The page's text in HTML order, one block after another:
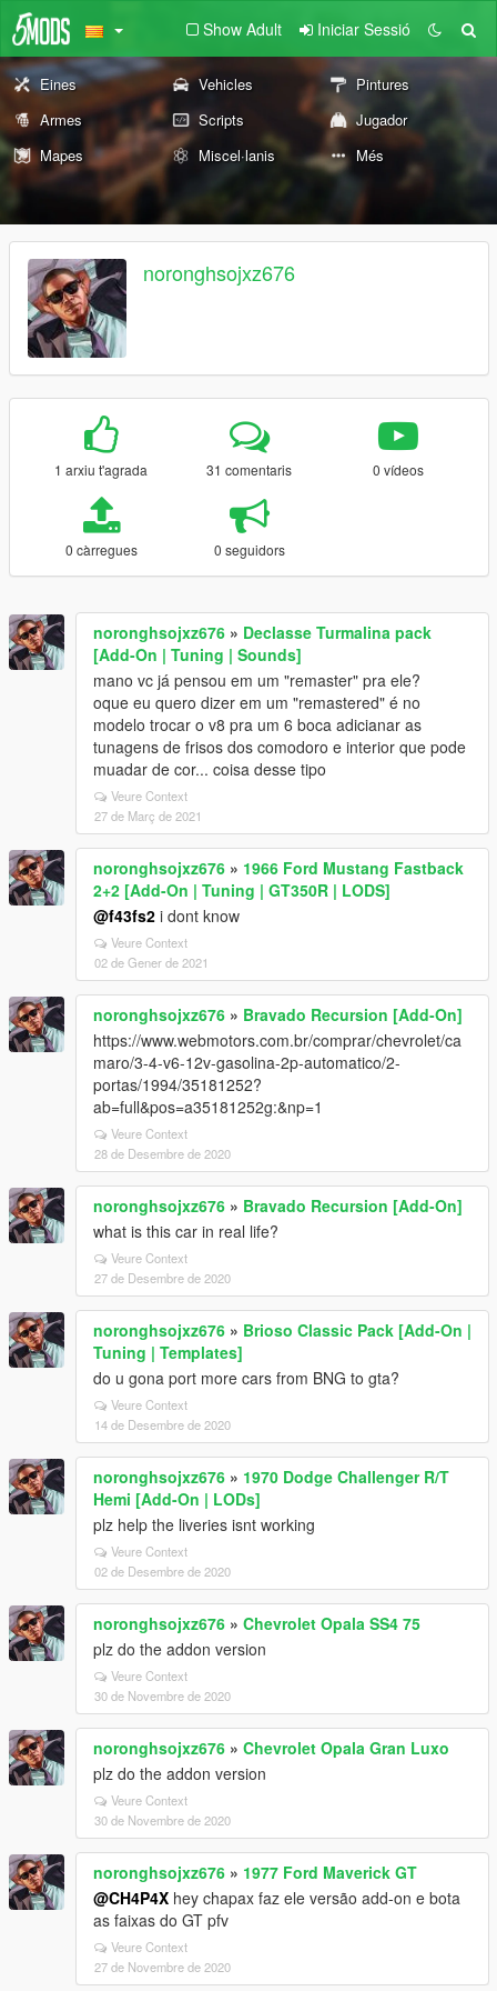
Show Adult Iniciar Sessió
Eines Vehicles
Pintures
Armes
Scripts
Jugador
Mapes
Miscel·lanis Més
noronghsojxz676
1 arxiu t'agrada 31 comentaris 0 vídeos
0 càrregues 0 seguidors
noronghsojxz676 » Declasse Turmalina pack
[Add-On | Tuning | Sounds]
mano vc já pensou em um "remaster" pra ele?
oque eu quero dizer em um "remastered" é no
modelo trocar o v8 pra um 6 boca adicianar as
tunagens de frisos dos comodoro e interior que pode
muadar de cor... coisa desse tipo
Veure Context
27 de Març de 2021
noronghsojxz676 » 1966 Ford Mustang Fastback
2+2 [Add-On | Tuning | GT350R | LODS]
@f43fs2 i dont know
Veure Context
02 de Gener de 2021
noronghsojxz676 » Bravado Recursion [Add-On]
https://www.webmotors.com.br/comprar/chevrolet/ca
maro/3-4-v6-12v-gasolina-2p-automatico/2-
portas/1994/35181252?
ab=full&pos=a35181252g:&np=1
Veure Context
28 de Desembre de 2020
noronghsojxz676 » Bravado Recursion [Add-On]
what is this car in real life?
Veure Context
27 de Desembre de 2020
noronghsojxz676 » Brioso Classic Pack [Add-On |
Tuning | Templates]
do u gona port more cars from BNG to gta?
Veure Context
14 de Desembre de 2020
noronghsojxz676 » 1970 Dodge Challenger R/T
Hemi [Add-On | LODs]
plz help the liveries isnt working
Veure Context
02 de Desembre de 2020
noronghsojxz676 » Chevrolet Opala SS4 75
plz do the addon version
Veure Context
30 de Novembre de 2020
noronghsojxz676 » Chevrolet Opala Gran Luxo
plz do the addon version
Veure Context
30 de Novembre de 2020
noronghsojxz676 » 1977 Ford Maverick GT
@CH4P4X hey chapax faz ele versão add-on e bota
as faixas do GT pfv
Veure Context
27 de Novembre de 2020